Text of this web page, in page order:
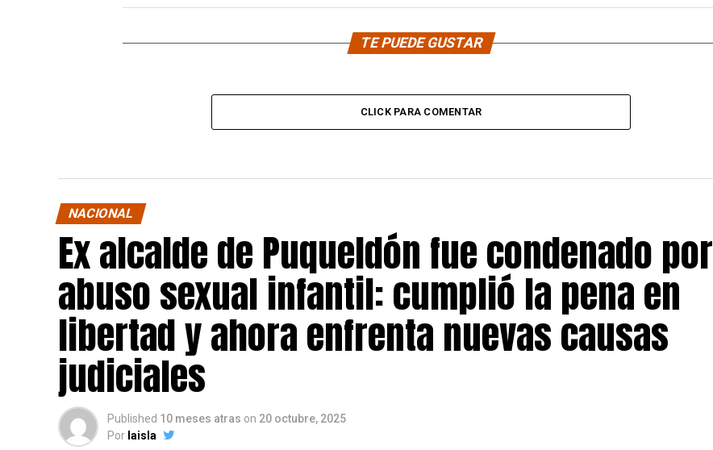
TE PUEDE GUSTAR
CLICK PARA COMENTAR
NACIONAL
Ex alcalde de Puqueldón fue condenado por
abuso sexual infantil: cumplió la pena en
libertad y ahora enfrenta nuevas causas
judiciales
Published 10 meses atras on 20 octubre, 2025
Por laisla